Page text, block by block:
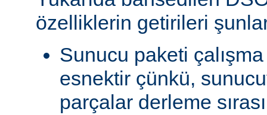
özelliklerin getirileri
Sunucu paketi
esnektir çünkü,
parçalar derleme